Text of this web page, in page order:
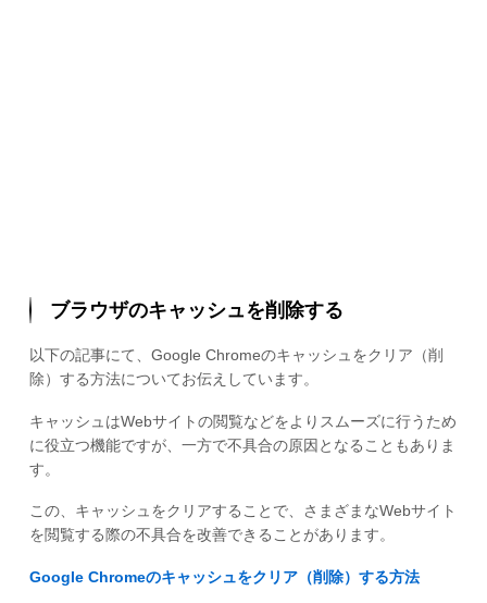
ブラウザのキャッシュを削除する
以下の記事にて、Google Chromeのキャッシュをクリア（削
除）する方法についてお伝えしています。
キャッシュはWebサイトの閲覧などをよりスムーズに行うため
に役立つ機能ですが、一方で不具合の原因となることもありま
す。
この、キャッシュをクリアすることで、さまざまなWebサイト
を閲覧する際の不具合を改善できることがあります。
Google Chromeのキャッシュをクリア（削除）する方法